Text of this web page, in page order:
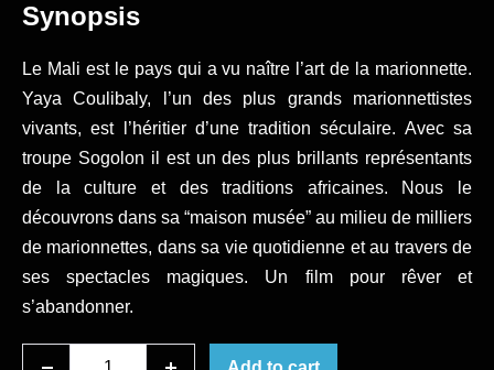
Synopsis
Le Mali est le pays qui a vu naître l’art de la marionnette.
Yaya Coulibaly, l’un des plus grands marionnettistes
vivants, est l’héritier d’une tradition séculaire. Avec sa
troupe Sogolon il est un des plus brillants représentants
de la culture et des traditions africaines. Nous le
découvrons dans sa “maison musée” au milieu de milliers
de marionnettes, dans sa vie quotidienne et au travers de
ses spectacles magiques. Un film pour rêver et
s’abandonner.
Mali